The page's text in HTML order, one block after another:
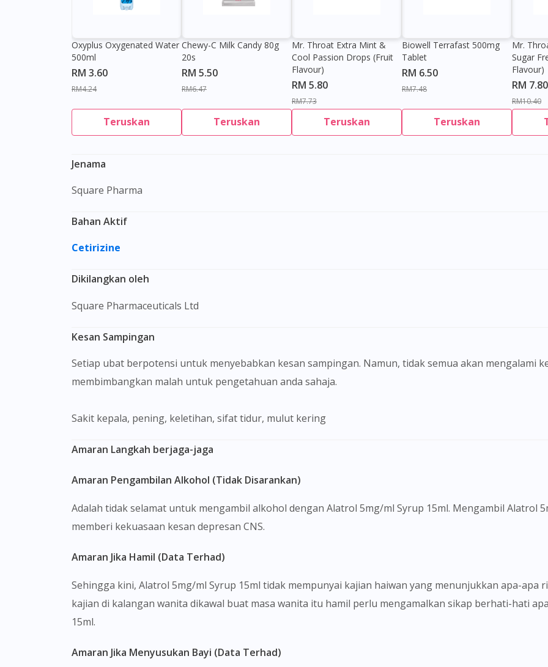
Visit DoctorOnCall Singapore
You are currently on DoctorOnCall.com.my, our Malaysian site.
No, please do not redirect me
Oxyplus Oxygenated Water
500ml
RM 3.60
RM4.24
Teruskan
Chewy-C Milk Candy 80g
20s
RM 5.50
RM6.47
Teruskan
Mr. Throat Extra Mint &
Cool Passion Drops (Fruit
Flavour)
RM 5.80
RM7.73
Teruskan
Biowell Terrafast 500mg
Tablet
RM 6.50
RM7.48
Teruskan
Mr.
Sugar
Flavour)
RM 7.80
RM10.40
Jenama
Square Pharma
Bahan Aktif
Cetirizine
Dikilangkan oleh
Square Pharmaceuticals Ltd
Kesan Sampingan
Setiap ubat berpotensi untuk menyebabkan kesan sampingan. Namun, tidak semua akan mengalami
membimbangkan malah untuk pengetahuan anda sahaja.
Sakit kepala, pening, keletihan, sifat tidur, mulut kering
Amaran Langkah berjaga-jaga
Amaran Pengambilan Alkohol (Tidak Disarankan)
Adalah tidak selamat untuk mengambil alkohol dengan Alatrol 5mg/ml Syrup 15ml. Mengambil Alatrol
memberi kekuasaan kesan depresan CNS.
Amaran Jika Hamil (Data Terhad)
Sehingga kini, Alatrol 5mg/ml Syrup 15ml tidak mempunyai kajian haiwan yang menunjukkan apa-apa
kajian di kalangan wanita dikawal buat masa wanita itu hamil perlu mengamalkan sikap berhati-hati
15ml.
Amaran Jika Menyusukan Bayi (Data Terhad)